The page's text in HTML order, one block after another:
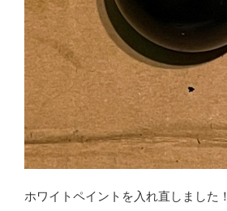
ホワイトペイントを入れ直しました！